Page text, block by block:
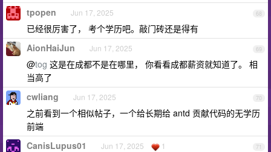
68
tpopen Jun 17, 2025
已经很厉害了， 考个学历吧。敲门砖还是得有
69
AionHaiJun Jun 17, 2025
@tog 这是在成都不是在哪里， 你看看成都薪资就知道了。 相
当高了
70
cwliang Jun 17, 2025
之前看到一个相似帖子，一个给长期给 antd 贡献代码的无学历
前端
71
CanisLupus01 Jun 17, 2025 1